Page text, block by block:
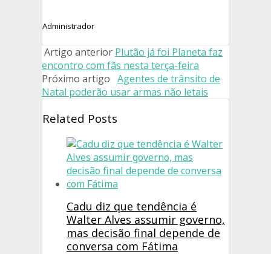
Administrador
Artigo anterior Plutão já foi Planeta faz
encontro com fãs nesta terça-feira
Próximo artigo Agentes de trânsito de
Natal poderão usar armas não letais
Related Posts
Cadu diz que tendência é
Walter Alves assumir governo,
mas decisão final depende de
conversa com Fátima